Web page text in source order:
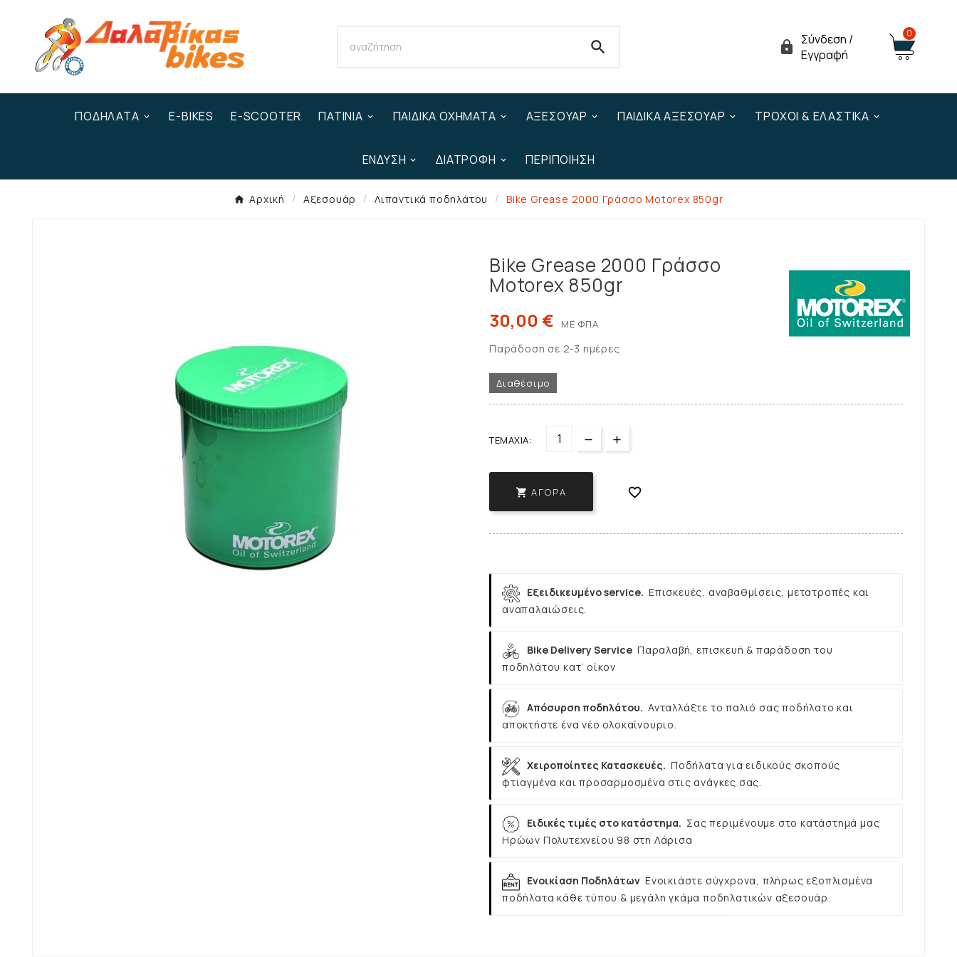
  Σύνδεση /
Εγγραφή
0
ΠΟΔΉΛΑΤΑ E-BIKES E-SCOOTER ΠΑΤΊΝΙΑ ΠΑΙΔΙΚΆ ΟΧΉΜΑΤΑ ΑΞΕΣΟΥΆΡ ΠΑΙΔΙΚΆ ΑΞΕΣΟΥΆΡ ΤΡΟΧΟΊ & ΕΛΑΣΤΙΚΆ
ΈΝΔΥΣΗ ΔΙΑΤΡΟΦΉ ΠΕΡΙΠΟΊΗΣΗ
Αρχική Αξεσουάρ Λιπαντικά ποδηλάτου Bike Grease 2000 Γράσσο Motorex 850gr
Bike Grease 2000 Γράσσο
Motorex 850gr
30,00 € ΜΕ ΦΠΑ
Παράδοση σε 2-3 ημέρες
Διαθέσιμο
ΤΕΜΆΧΙΑ:
 ΑΓΟΡΆ 
Εξειδικευμένο service. Επισκευές, αναβαθμίσεις, μετατροπές και
αναπαλαιώσεις.
Bike Delivery Service Παραλαβή, επισκευή & παράδοση του
ποδηλάτου κατ’ οίκον
Απόσυρση ποδηλάτου. Ανταλλάξτε το παλιό σας ποδήλατο και
αποκτήστε ένα νέο ολοκαίνουριο.
Χειροποίητες Κατασκευές. Ποδήλατα για ειδικούς σκοπούς
φτιαγμένα και προσαρμοσμένα στις ανάγκες σας.
Ειδικές τιμές στο κατάστημα. Σας περιμένουμε στο κατάστημά μας
Ηρώων Πολυτεχνείου 98 στη Λάρισα
Ενοικίαση Ποδηλάτων Ενοικιάστε σύγχρονα, πλήρως εξοπλισμένα
ποδήλατα κάθε τύπου & μεγάλη γκάμα ποδηλατικών αξεσουάρ.